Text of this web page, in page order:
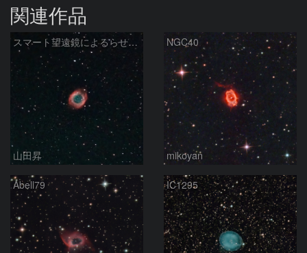
関連作品
スマート望遠鏡によるらせん星雲
山田昇
NGC40
mikoyan
Abell79 IC1295